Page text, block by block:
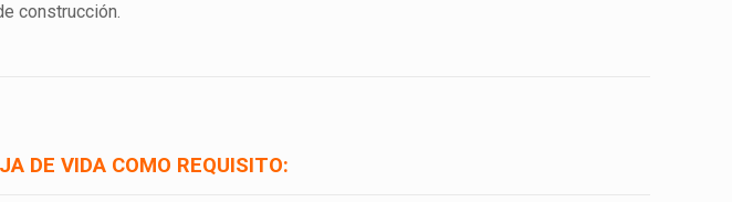
construcción.
DE VIDA COMO REQUISITO: